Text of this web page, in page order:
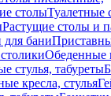
столыТуалетные
Растущие столы и
бани
Обеденные
стулья, табуреты
кресла, стулья